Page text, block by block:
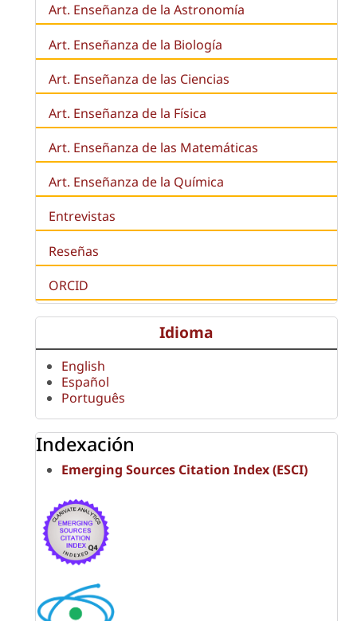
Art. Enseñanza de la Astronomía
Art. Enseñanza de la Biología
Art. Enseñanza de las Ciencias
Art. Enseñanza de la Física
Art. Enseñanza de las Matemáticas
Art. Enseñanza de la Química
Entrevistas
Reseñas
ORCID
Idioma
English
Español
Português
Indexación
Emerging Sources Citation Index (ESCI)